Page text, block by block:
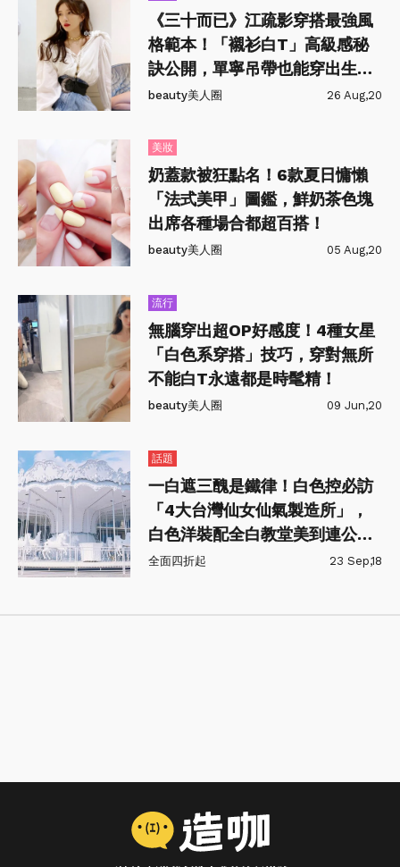
《三十而已》江疏影穿搭最強風
格範本！「襯衫白T」高級感秘
訣公開，單寧吊帶也能穿出生活
時尚感！
beauty美人圈 26 Aug,20
美妝
奶蓋款被狂點名！6款夏日慵懶
「法式美甲」圖鑑，鮮奶茶色塊
出席各種場合都超百搭！
beauty美人圈 05 Aug,20
流行
無腦穿出超OP好感度！4種女星
「白色系穿搭」技巧，穿對無所
不能白T永遠都是時髦精！
beauty美人圈 09 Jun,20
話題
一白遮三醜是鐵律！白色控必訪
「4大台灣仙女仙氣製造所」，
白色洋裝配全白教堂美到連公主
都忌妒你惹！
全面四折起 23 Sep,18